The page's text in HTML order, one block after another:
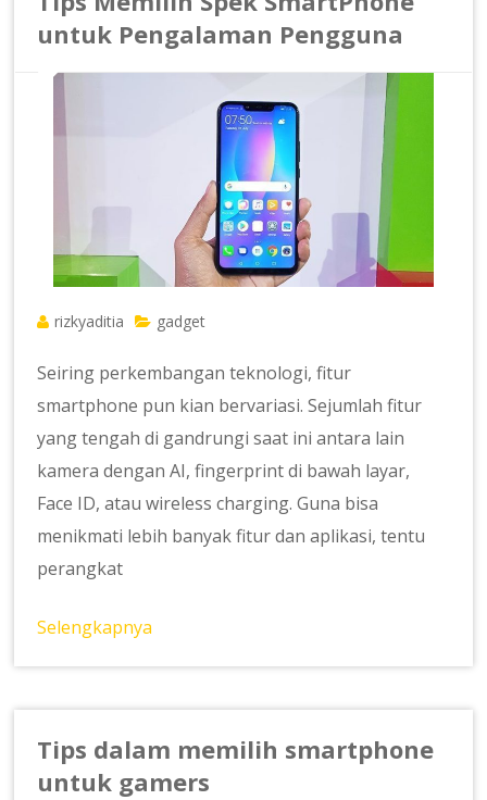
untuk Pengalaman Pengguna
rizkyaditia gadget
Seiring perkembangan teknologi, fitur
smartphone pun kian bervariasi. Sejumlah fitur
yang tengah di gandrungi saat ini antara lain
kamera dengan AI, fingerprint di bawah layar,
Face ID, atau wireless charging. Guna bisa
menikmati lebih banyak fitur dan aplikasi, tentu
perangkat
Selengkapnya
Tips dalam memilih smartphone
untuk gamers